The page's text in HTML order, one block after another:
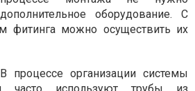
оборудование. С
фитинга можно осуществить их
процессе организации системы